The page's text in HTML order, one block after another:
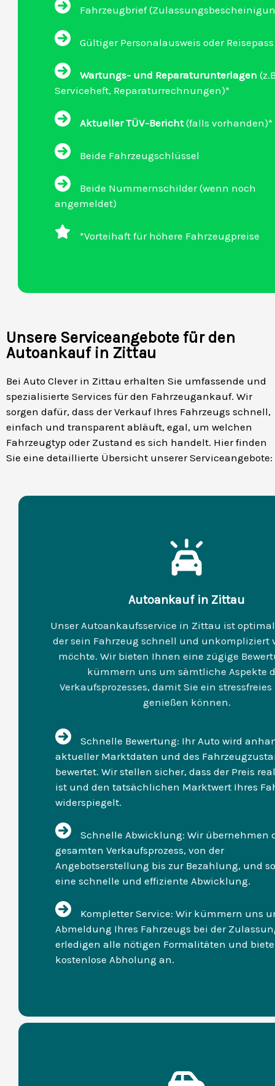
Fahrzeugbrief
Gültiger Personalausweis oder Reisepass
Wartungs- und Reparaturunterlagen
Serviceheft, Reparaturrechnungen)*
Aktueller TÜV-Bericht(falls vorhanden)*
Beide Fahrzeugschlüssel
Beide Nummernschilder (wenn noch
angemeldet)
*Vorteihaft für höhere Fahrzeugpreise
Unsere Serviceangebote für den
Autoankauf in Zittau
Bei Auto Clever in Zittau erhalten Sie umfassende und
spezialisierte Services für den Fahrzeugankauf. Wir
sorgen dafür, dass der Verkauf Ihres Fahrzeugs schnell,
einfach und transparent abläuft, egal, um welchen
Fahrzeugtyp oder Zustand es sich handelt. Hier finden
Sie eine detaillierte Übersicht unserer Serviceangebote:
Autoankauf in Zittau
Unser Autoankaufsservice in Zittau ist
der sein Fahrzeug schnell und unkompliziert
möchte. Wir bieten Ihnen eine zügige
kümmern uns um sämtliche Aspekte
Verkaufsprozesses, damit Sie ein
genießen können.
Schnelle Bewertung: Ihr Auto wird
aktueller Marktdaten und des
bewertet. Wir stellen sicher, dass der Preis
ist und den tatsächlichen Marktwert Ihres
widerspiegelt.
Schnelle Abwicklung: Wir übernehmen
gesamten Verkaufsprozess, von der
Angebotserstellung bis zur Bezahlung, und
eine schnelle und effiziente Abwicklung.
Kompletter Service: Wir kümmern uns
Abmeldung Ihres Fahrzeugs bei der
erledigen alle nötigen Formalitäten und
kostenlose Abholung an.